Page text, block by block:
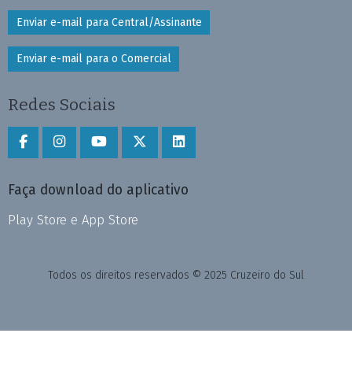
Enviar e-mail para Central/Assinante
Enviar e-mail para o Comercial
Redes Sociais
Faça download do aplicativo
Play Store e App Store
Todos os direitos reservados © 2025 Cruzeiro do Sul